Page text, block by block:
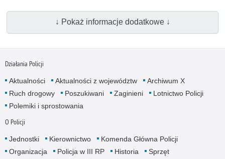
↓ Pokaż informacje dodatkowe ↓
Działania Policji
Aktualności Aktualności z województw
Archiwum X
Ruch drogowy
Poszukiwani Zaginieni
Lotnictwo Policji
Polemiki i sprostowania
O Policji
Jednostki Kierownictwo
Komenda Główna Policji
Organizacja
Policja w III RP Historia
Sprzęt